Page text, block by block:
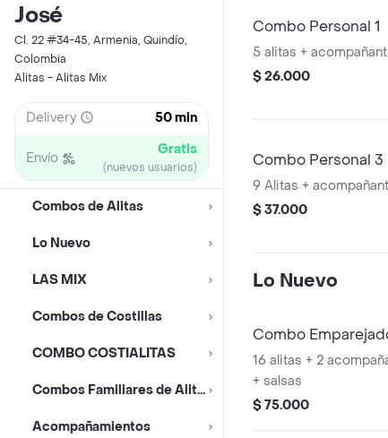
José
Cl. 22 #34-45, Armenia, Quindío,
Colombia
Alitas - Alitas Mix
Delivery 50 min
Envío Gratis
(nuevos usuarios)
Combos de Alitas
Lo Nuevo
LAS MIX
Combos de Costillas
COMBO COSTIALITAS
Combos Familiares de Alitas
Acompañamientos
Combo Personal 1
5 alitas +
$ 26.000
Combo Personal 3
9 Alitas +
$ 37.000
Lo Nuevo
Combo
16 alitas + 2
+ salsas
$ 75.000